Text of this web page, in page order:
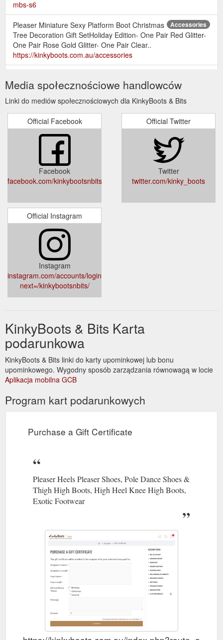
mbs-s6
Accessories
Pleaser Miniature Sexy Platform Boot Christmas
Tree Decoration Gift SetHoliday Edition- One Pair Red Glitter-
One Pair Rose Gold Glitter- One Pair Clear..
https://kinkyboots.com.au/accessories
My Account. My Account · Order History · Newsletter · Gift
Certificates. Customer Service. Contact · Site Map · Brands ·
Shoe Size Conversion Chart ...https://kinkyboots.com.au/cat-
fun-v102-funtasma-halloween-costume-footwear-classic-
collection-v102-cat-fun-v102
Media społecznościowe handlowców
Linki do mediów społecznościowych dla KinkyBoots & Bits
Official Facebook
Facebook
facebook.com/kinkybootsnbits/
Official Twitter
Twitter
twitter.com/kinky_boots
Official Instagram
Instagram
instagram.com/accounts/login/?
next=/kinkybootsnbits/
KinkyBoots & Bits Karta
podarunkowa
KinkyBoots & Bits linki do karty upominkowej lub bonu
upominkowego. Wygodny sposób zarządzania równowagą w locie
Aplikacja mobilna GCB
Program kart podarunkowych
Purchase a Gift Certificate
Pleaser Heels Pleaser Shoes, Pole Dance Shoes &
Thigh High Boots, High Heel Knee High Boots,
Exotic Footwear